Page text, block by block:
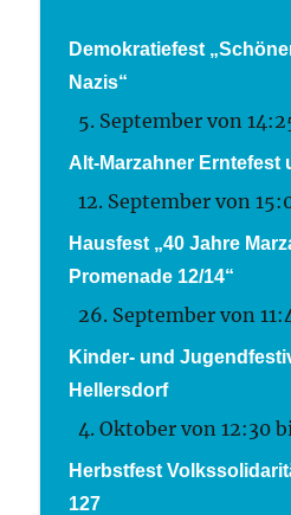
Demokratiefest
Nazis“
5. September von
Alt-Marzahner Erntefest
12. September von
Hausfest „40 Jahre
Promenade 12/14“
26. September von
Kinder- und
Hellersdorf
4. Oktober von 12:30
Herbstfest
127